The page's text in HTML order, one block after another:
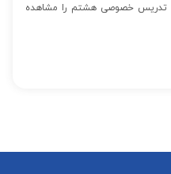
تدریس خصوصی هشتم را مشاهده